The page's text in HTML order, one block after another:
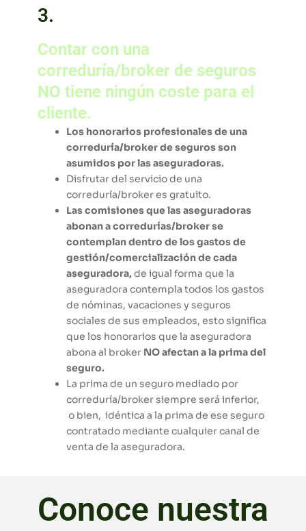
3.
Contar con una
correduría/broker de seguros
NO tiene ningún coste para el
cliente.
Los honorarios profesionales de una
correduría/broker de seguros son
asumidos por las aseguradoras.
Disfrutar del servicio de una
correduría/broker es gratuito.
Las comisiones que las aseguradoras
abonan a corredurías/broker se
contemplan dentro de los gastos de
gestión/comercialización de cada
aseguradora,de igual forma que la
aseguradora contempla todos los gastos
de nóminas, vacaciones y seguros
sociales de sus empleados, esto significa
que los honorarios que la aseguradora
abona al broker NO afectan a la prima del
seguro.
La prima de un seguro mediado por
correduría/broker siempre será inferior,
o bien, idéntica a la prima de ese seguro
contratado mediante cualquier canal de
venta de la aseguradora.
Conoce nuestra